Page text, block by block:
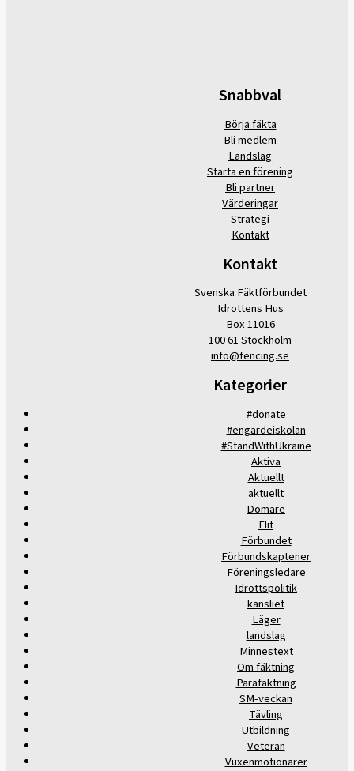
Snabbval
Börja fäkta
Bli medlem
Landslag
Starta en förening
Bli partner
Värderingar
Strategi
Kontakt
Kontakt
Svenska Fäktförbundet
Idrottens Hus
Box 11016
100 61 Stockholm
info@fencing.se
Kategorier
#donate
#engardeiskolan
#StandWithUkraine
Aktiva
Aktuellt
aktuellt
Domare
Elit
Förbundet
Förbundskaptener
Föreningsledare
Idrottspolitik
kansliet
Läger
landslag
Minnestext
Om fäktning
Parafäktning
SM-veckan
Tävling
Utbildning
Veteran
Vuxenmotionärer